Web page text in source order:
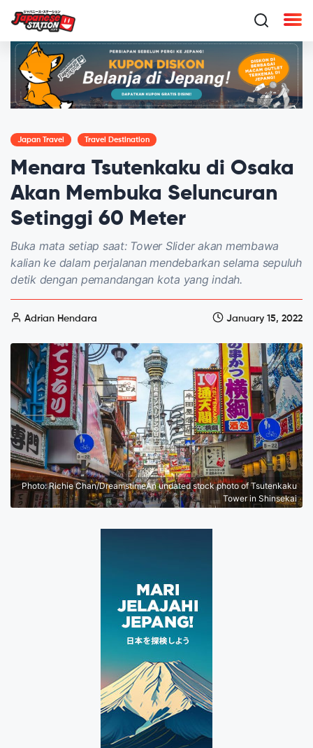
Japan Travel Travel Destination
Menara Tsutenkaku di Osaka
Akan Membuka Seluncuran
Setinggi 60 Meter
Buka mata setiap saat: Tower Slider akan membawa
kalian ke dalam perjalanan mendebarkan selama sepuluh
detik dengan pemandangan kota yang indah.
Adrian Hendara January 15, 2022
Photo: Richie Chan/DreamstimeAn undated stock photo of Tsutenkaku
Tower in Shinsekai